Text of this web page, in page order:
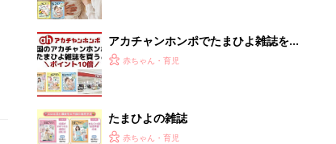
アカチャンホンポでたまひよ雑誌を買
うとポイント10倍【期間限定】
赤ちゃん・育児
たまひよの雑誌
赤ちゃん・育児